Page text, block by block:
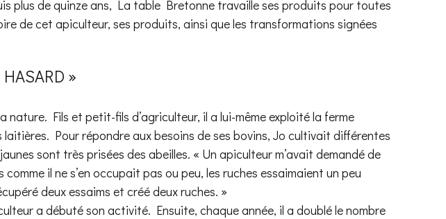
plus de quinze ans, La table Bretonne travaille ses produits pour toutes
de cet apiculteur, ses produits, ainsi que les transformations signées
»
Fils et petit-fils d’agriculteur, il a lui-même exploité la ferme
Pour répondre aux besoins de ses bovins, Jo cultivait différentes
sont très prisées des abeilles. « Un apiculteur m’avait demandé de
il ne s’en occupait pas ou peu, les ruches essaimaient un peu
deux essaims et créé deux ruches. »
a débuté son activité. Ensuite, chaque année, il a doublé le nombre